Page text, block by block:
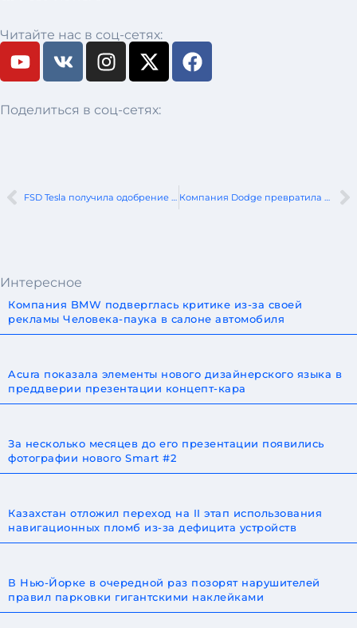
Читайте нас в соц-сетях:
Поделиться в соц-сетях:
Интересное
Компания BMW подверглась критике из-за своей
рекламы Человека-паука в салоне автомобиля
Acura показала элементы нового дизайнерского языка в
преддверии презентации концепт-кара
За несколько месяцев до его презентации появились
фотографии нового Smart #2
Казахстан отложил переход на II этап использования
навигационных пломб из-за дефицита устройств
В Нью-Йорке в очередной раз позорят нарушителей
правил парковки гигантскими наклейками